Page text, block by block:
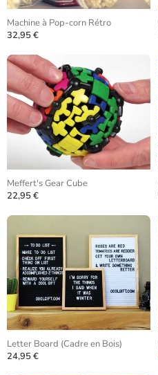
Machine à Pop-corn Rétro
32,95 €
Meffert's Gear Cube
22,95 €
Letter Board (Cadre en Bois)
24,95 €